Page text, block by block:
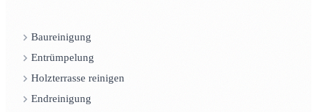
Baureinigung
Entrümpelung
Holzterrasse reinigen
Endreinigung